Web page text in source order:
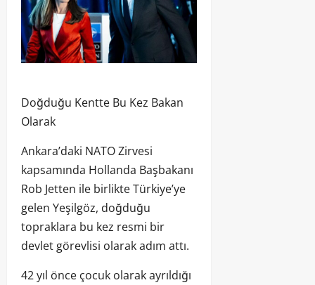
Doğduğu Kentte Bu Kez Bakan
Olarak
Ankara’daki NATO Zirvesi
kapsamında Hollanda Başbakanı
Rob Jetten ile birlikte Türkiye’ye
gelen Yeşilgöz, doğduğu
topraklara bu kez resmi bir
devlet görevlisi olarak adım attı.
42 yıl önce çocuk olarak ayrıldığı